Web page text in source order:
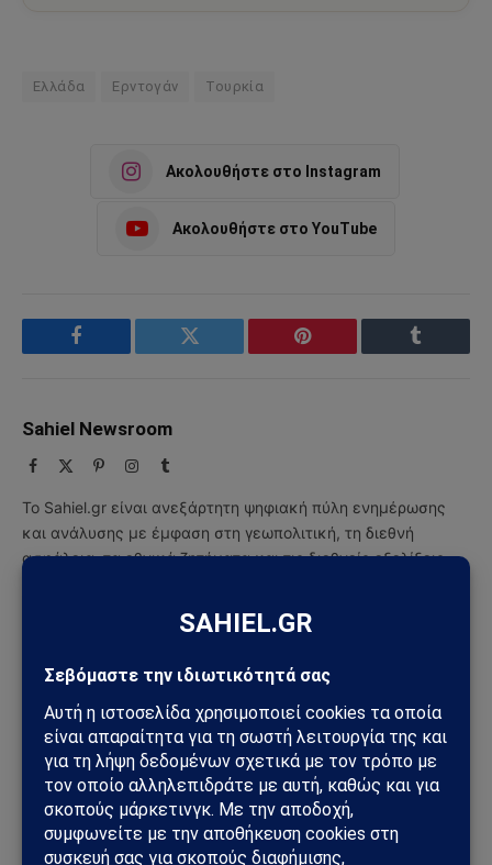
Ελλάδα Ερντογάν Τουρκία
Ακολουθήστε στο Instagram
Ακολουθήστε στο YouTube
Facebook Twitter Pinterest Tumblr
Sahiel Newsroom
Facebook PinterestInstagram
Tumblr
Το Sahiel.gr είναι ανεξάρτητη ψηφιακή πύλη ενημέρωσης
και ανάλυσης με έμφαση στη γεωπολιτική, τη διεθνή
ασφάλεια, τα εθνικά ζητήματα και τις διεθνείς εξελίξεις
ΔΕΙΤΕ ΕΠΙΣΗΣ →